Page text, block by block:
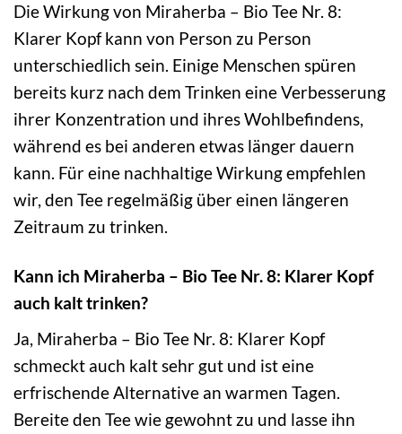
Die Wirkung von Miraherba – Bio Tee Nr. 8:
Klarer Kopf kann von Person zu Person
unterschiedlich sein. Einige Menschen spüren
bereits kurz nach dem Trinken eine Verbesserung
ihrer Konzentration und ihres Wohlbefindens,
während es bei anderen etwas länger dauern
kann. Für eine nachhaltige Wirkung empfehlen
wir, den Tee regelmäßig über einen längeren
Zeitraum zu trinken.
Kann ich Miraherba – Bio Tee Nr. 8: Klarer Kopf
auch kalt trinken?
Ja, Miraherba – Bio Tee Nr. 8: Klarer Kopf
schmeckt auch kalt sehr gut und ist eine
erfrischende Alternative an warmen Tagen.
Bereite den Tee wie gewohnt zu und lasse ihn